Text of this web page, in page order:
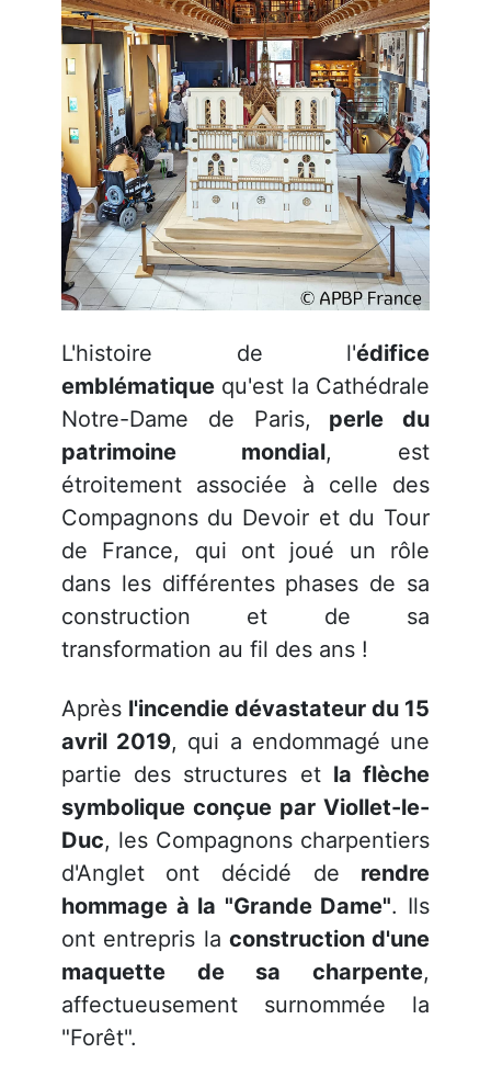
L'histoire de l'édifice
emblématiquequ'est la Cathédrale
Notre-Dame de Paris, perle du
patrimoine mondial, est
étroitement associée à celle des
Compagnons du Devoir et du Tour
de France, qui ont joué un rôle
dans les différentes phases de sa
construction et de sa
transformation au fil des ans !
Après l'incendie dévastateur du 15
avril 2019, qui a endommagé une
partie des structures et la flèche
symbolique conçue par Viollet-le-
Duc, les Compagnons charpentiers
d'Anglet ont décidé de rendre
hommage à la "Grande Dame". Ils
ont entrepris la construction d'une
maquette de sa charpente,
affectueusement surnommée la
"Forêt".